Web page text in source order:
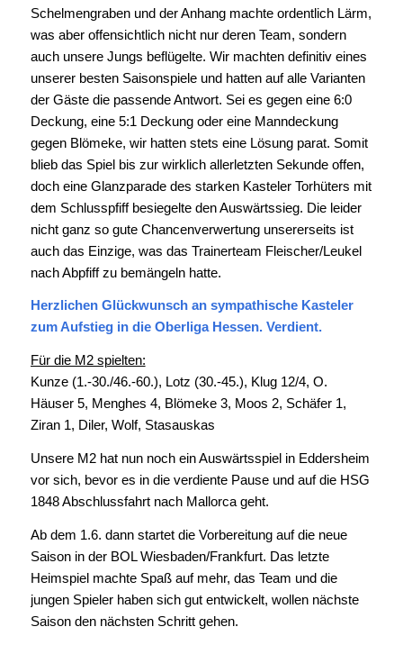
Schelmengraben und der Anhang machte ordentlich Lärm,
was aber offensichtlich nicht nur deren Team, sondern
auch unsere Jungs beflügelte. Wir machten definitiv eines
unserer besten Saisonspiele und hatten auf alle Varianten
der Gäste die passende Antwort. Sei es gegen eine 6:0
Deckung, eine 5:1 Deckung oder eine Manndeckung
gegen Blömeke, wir hatten stets eine Lösung parat. Somit
blieb das Spiel bis zur wirklich allerletzten Sekunde offen,
doch eine Glanzparade des starken Kasteler Torhüters mit
dem Schlusspfiff besiegelte den Auswärtssieg. Die leider
nicht ganz so gute Chancenverwertung unsererseits ist
auch das Einzige, was das Trainerteam Fleischer/Leukel
nach Abpfiff zu bemängeln hatte.
Herzlichen Glückwunsch an sympathische Kasteler
zum Aufstieg in die Oberliga Hessen. Verdient.
Für die M2 spielten:
Kunze (1.-30./46.-60.), Lotz (30.-45.), Klug 12/4, O.
Häuser 5, Menghes 4, Blömeke 3, Moos 2, Schäfer 1,
Ziran 1, Diler, Wolf, Stasauskas
Unsere M2 hat nun noch ein Auswärtsspiel in Eddersheim
vor sich, bevor es in die verdiente Pause und auf die HSG
1848 Abschlussfahrt nach Mallorca geht.
Ab dem 1.6. dann startet die Vorbereitung auf die neue
Saison in der BOL Wiesbaden/Frankfurt. Das letzte
Heimspiel machte Spaß auf mehr, das Team und die
jungen Spieler haben sich gut entwickelt, wollen nächste
Saison den nächsten Schritt gehen.